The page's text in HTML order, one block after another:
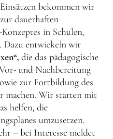
bekommen wir
dauerhaften
in Schulen,
Dazu entwickeln wir
die das pädagogische
und Nachbereitung
zur Fortbildung des
machen. Wir starten mit
helfen, die
umzusetzen.
– bei Interesse meldet